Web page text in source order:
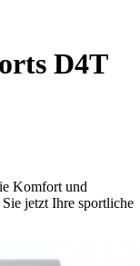
D4T
Komfort und
jetzt Ihre sportliche